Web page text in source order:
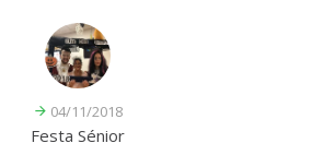
04/11/2018
Festa Sénior